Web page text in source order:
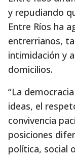
y repudiando
Entre Ríos ha
entrerrianos,
intimidación y
domicilios.
“La
ideas, el
convivencia
posiciones
política, social